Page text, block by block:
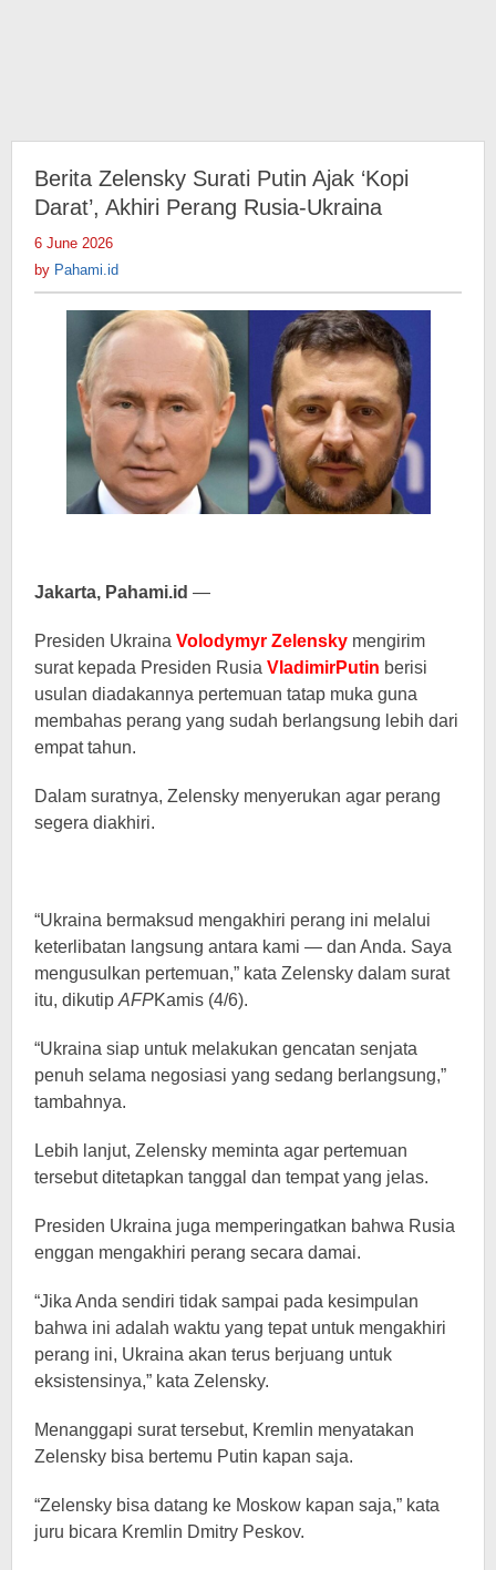
Berita Zelensky Surati Putin Ajak ‘Kopi
Darat’, Akhiri Perang Rusia-Ukraina
6 June 2026
by Pahami.id
Jakarta, Pahami.id —
Presiden Ukraina Volodymyr Zelensky mengirim
surat kepada Presiden Rusia VladimirPutin berisi
usulan diadakannya pertemuan tatap muka guna
membahas perang yang sudah berlangsung lebih dari
empat tahun.
Dalam suratnya, Zelensky menyerukan agar perang
segera diakhiri.
“Ukraina bermaksud mengakhiri perang ini melalui
keterlibatan langsung antara kami — dan Anda. Saya
mengusulkan pertemuan,” kata Zelensky dalam surat
itu, dikutip AFPKamis (4/6).
“Ukraina siap untuk melakukan gencatan senjata
penuh selama negosiasi yang sedang berlangsung,”
tambahnya.
Lebih lanjut, Zelensky meminta agar pertemuan
tersebut ditetapkan tanggal dan tempat yang jelas.
Presiden Ukraina juga memperingatkan bahwa Rusia
enggan mengakhiri perang secara damai.
“Jika Anda sendiri tidak sampai pada kesimpulan
bahwa ini adalah waktu yang tepat untuk mengakhiri
perang ini, Ukraina akan terus berjuang untuk
eksistensinya,” kata Zelensky.
Menanggapi surat tersebut, Kremlin menyatakan
Zelensky bisa bertemu Putin kapan saja.
“Zelensky bisa datang ke Moskow kapan saja,” kata
juru bicara Kremlin Dmitry Peskov.